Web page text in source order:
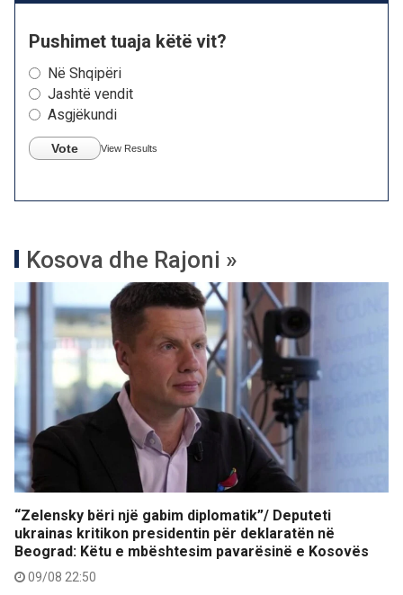
Pushimet tuaja këtë vit?
Në Shqipëri
Jashtë vendit
Asgjëkundi
Vote View Results
Kosova dhe Rajoni »
“Zelensky bëri një gabim diplomatik”/ Deputeti
ukrainas kritikon presidentin për deklaratën në
Beograd: Këtu e mbështesim pavarësinë e Kosovës
09/08 22:50